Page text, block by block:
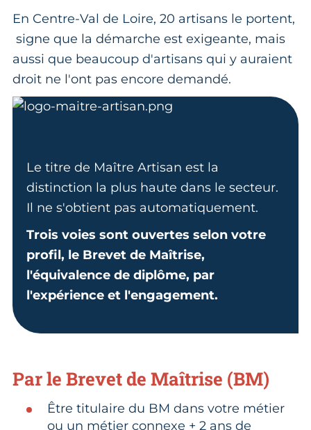
En Centre-Val de Loire, 20 artisans le portent,
signe que la démarche est exigeante, mais
aussi que beaucoup d'artisans qui y auraient
droit ne l'ont pas encore demandé.
Le titre de Maître Artisan est la
distinction la plus haute dans le secteur.
Il ne s'obtient pas automatiquement.
Trois voies sont ouvertes selon votre
profil, le Brevet de Maîtrise,
l'équivalence de diplôme, par
l'expérience et l'engagement.
Par le Brevet de Maîtrise (BM)
Être titulaire du BM dans votre métier
ou un métier connexe + 2 ans de